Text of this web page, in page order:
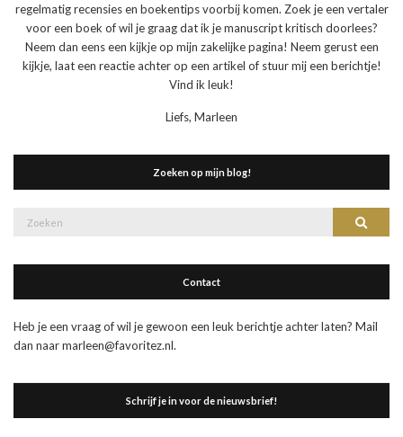
regelmatig recensies en boekentips voorbij komen. Zoek je een vertaler
voor een boek of wil je graag dat ik je manuscript kritisch doorlees?
Neem dan eens een kijkje op mijn zakelijke pagina! Neem gerust een
kijkje, laat een reactie achter op een artikel of stuur mij een berichtje!
Vind ik leuk!
Liefs, Marleen
Zoeken op mijn blog!
Zoek
Contact
Heb je een vraag of wil je gewoon een leuk berichtje achter laten? Mail
dan naar marleen@favoritez.nl.
Schrijf je in voor de nieuwsbrief!